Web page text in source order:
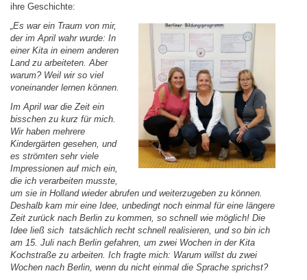
ihre Geschichte:
„Es war ein Traum von mir,
der im April wahr wurde: In
einer Kita in einem anderen
Land zu arbeiteten. Aber
warum? Weil wir so viel
voneinander lernen können.
Im April war die Zeit ein
bisschen zu kurz für mich.
Wir haben mehrere
Kindergärten gesehen, und
es strömten sehr viele
Impressionen auf mich ein,
die ich verarbeiten musste,
um sie in Holland wieder abrufen und weiterzugeben zu können.
Deshalb kam mir eine Idee, unbedingt noch einmal für eine längere
Zeit zurück nach Berlin zu kommen, so schnell wie möglich! Die
Idee ließ sich tatsächlich recht schnell realisieren, und so bin ich
am 15. Juli nach Berlin gefahren, um zwei Wochen in der Kita
Kochstraße zu arbeiten. Ich fragte mich: Warum willst du zwei
Wochen nach Berlin, wenn du nicht einmal die Sprache sprichst?